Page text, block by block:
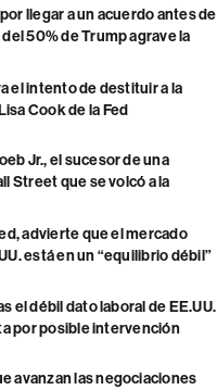
llegar a un acuerdo antes de
50% de Trump agrave la
el intento de destituir a la
Cook de la Fed
Jr., el sucesor de una
Street que se volcó a la
advierte que el mercado
está en un “equilibrio débil”
el débil dato laboral de EE.UU.
por posible intervención
avanzan las negociaciones